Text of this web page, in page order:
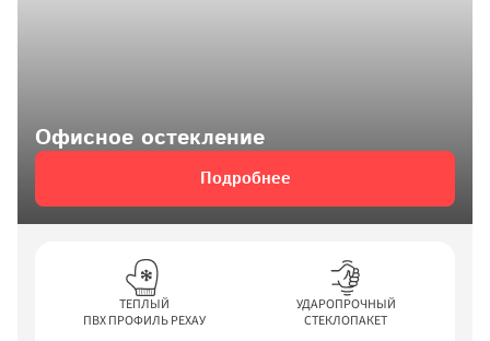
Офисное остекление
Подробнее
ТЕПЛЫЙ
ПВХ ПРОФИЛЬ РЕХАУ
УДАРОПРОЧНЫЙ
СТЕКЛОПАКЕТ